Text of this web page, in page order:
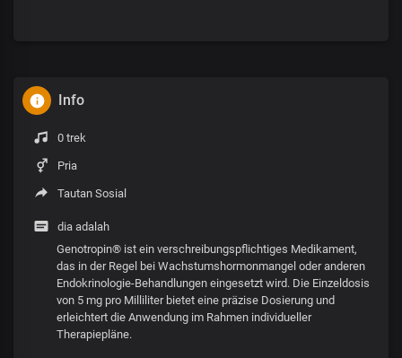
Info
0 trek
Pria
Tautan Sosial
dia adalah
Genotropin® ist ein verschreibungspflichtiges Medikament,
das in der Regel bei Wachstumshormonmangel oder anderen
Endokrinologie-Behandlungen eingesetzt wird. Die Einzeldosis
von 5 mg pro Milliliter bietet eine präzise Dosierung und
erleichtert die Anwendung im Rahmen individueller
Therapiepläne.